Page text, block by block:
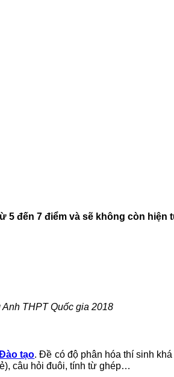
5 đến 7 điểm và sẽ không còn
Anh THPT Quốc gia 2018
tạo. Đề có độ phân hóa thí sinh
câu hỏi đuôi, tính từ ghép…